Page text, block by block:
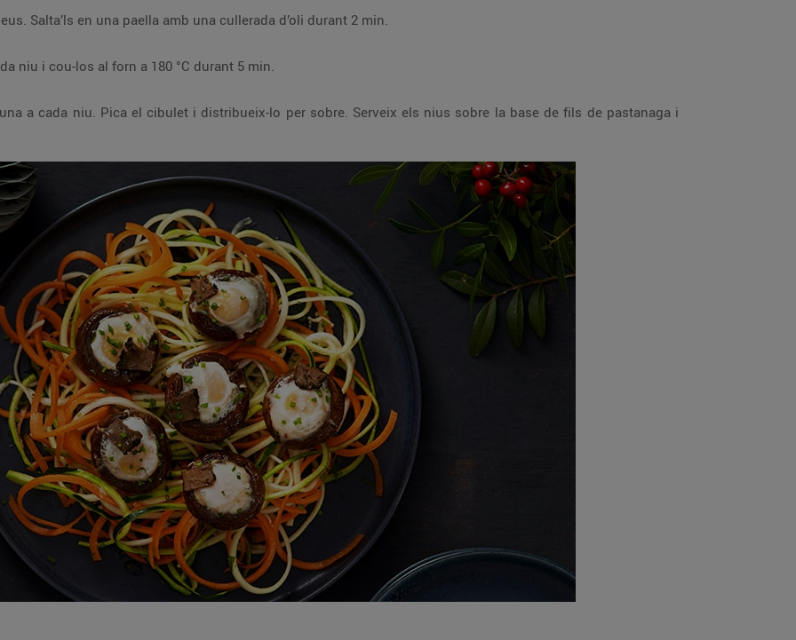
Renta els xampinyons i retira’n els peus. Salta’ls en una paella amb una cullerada d’oli durant 2 min.
Trenca un ou de guatlla dintre de cada niu i cou-los al forn a 180 °C durant 5 min.
Serveix els nius sobre la base de fils de pastanaga i